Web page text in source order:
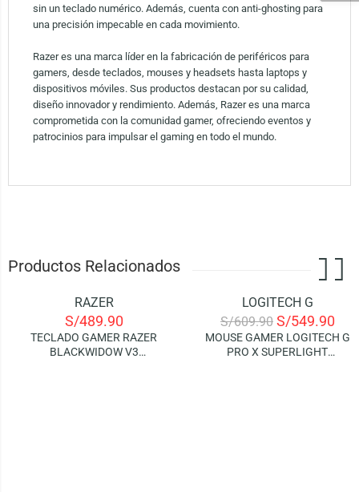
sin un teclado numérico. Además, cuenta con anti-ghosting para
una precisión impecable en cada movimiento.
Razer es una marca líder en la fabricación de periféricos para
gamers, desde teclados, mouses y headsets hasta laptops y
dispositivos móviles. Sus productos destacan por su calidad,
diseño innovador y rendimiento. Además, Razer es una marca
comprometida con la comunidad gamer, ofreciendo eventos y
patrocinios para impulsar el gaming en todo el mundo.
Productos Relacionados
RAZER
S/489.90
TECLADO GAMER RAZER
BLACKWIDOW V3
LOGITECH G
S/609.90 S/549.90
MOUSE GAMER LOGITECH G
PRO X SUPERLIGHT